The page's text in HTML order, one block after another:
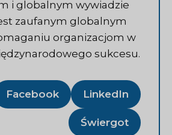
i globalnym wywiadzie
zaufanym globalnym
organizacjom w
sukcesu.
Facebook LinkedIn
Świergot